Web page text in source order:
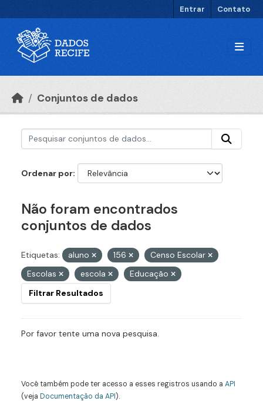
Entrar Contato
Conjuntos de dados
Ordenar por
Não foram encontrados
conjuntos de dados
Etiquetas: aluno 156
Censo Escolar
Escolas
escola
Educação
Filtrar Resultados
Por favor tente uma nova pesquisa.
Você também pode ter acesso a esses registros usando a API
(veja Documentação da API).